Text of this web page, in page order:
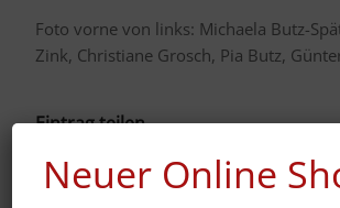
Foto vorne von links: Michaela Butz-
Zink, Christiane Grosch, Pia Butz,
Eintrag teilen
Neuer Online